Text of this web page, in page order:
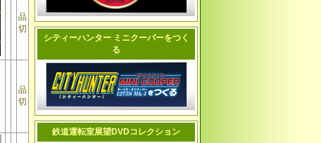
品
切
品
切
シティーハンター ミニクーパーをつく
る
鉄道運転室展望DVDコレクション